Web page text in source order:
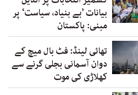
بیانات ’بے بنیاد، سیاست‘ پر
مبنی: پاکستان
تھائی لینڈ: فٹ بال میچ کے
دوان آسمانی بجلی گرنے سے
کھلاڑی کی موت